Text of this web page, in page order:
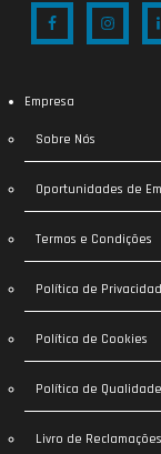
Empresa
Sobre Nós
Oportunidades de
Termos e Condições
Política de
Política de Cookies
Política de Qualidade
Livro de Reclamações